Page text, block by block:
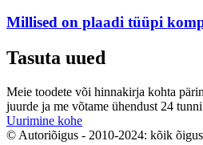
Millised on plaadi tüüpi
Tasuta uued
Meie toodete või hinnakirja kohta
juurde ja me võtame ühendust 24
Uurimine kohe
© Autoriõigus - 2010-2024: kõik